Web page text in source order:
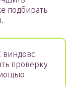
подбирать
виндовс
проверку